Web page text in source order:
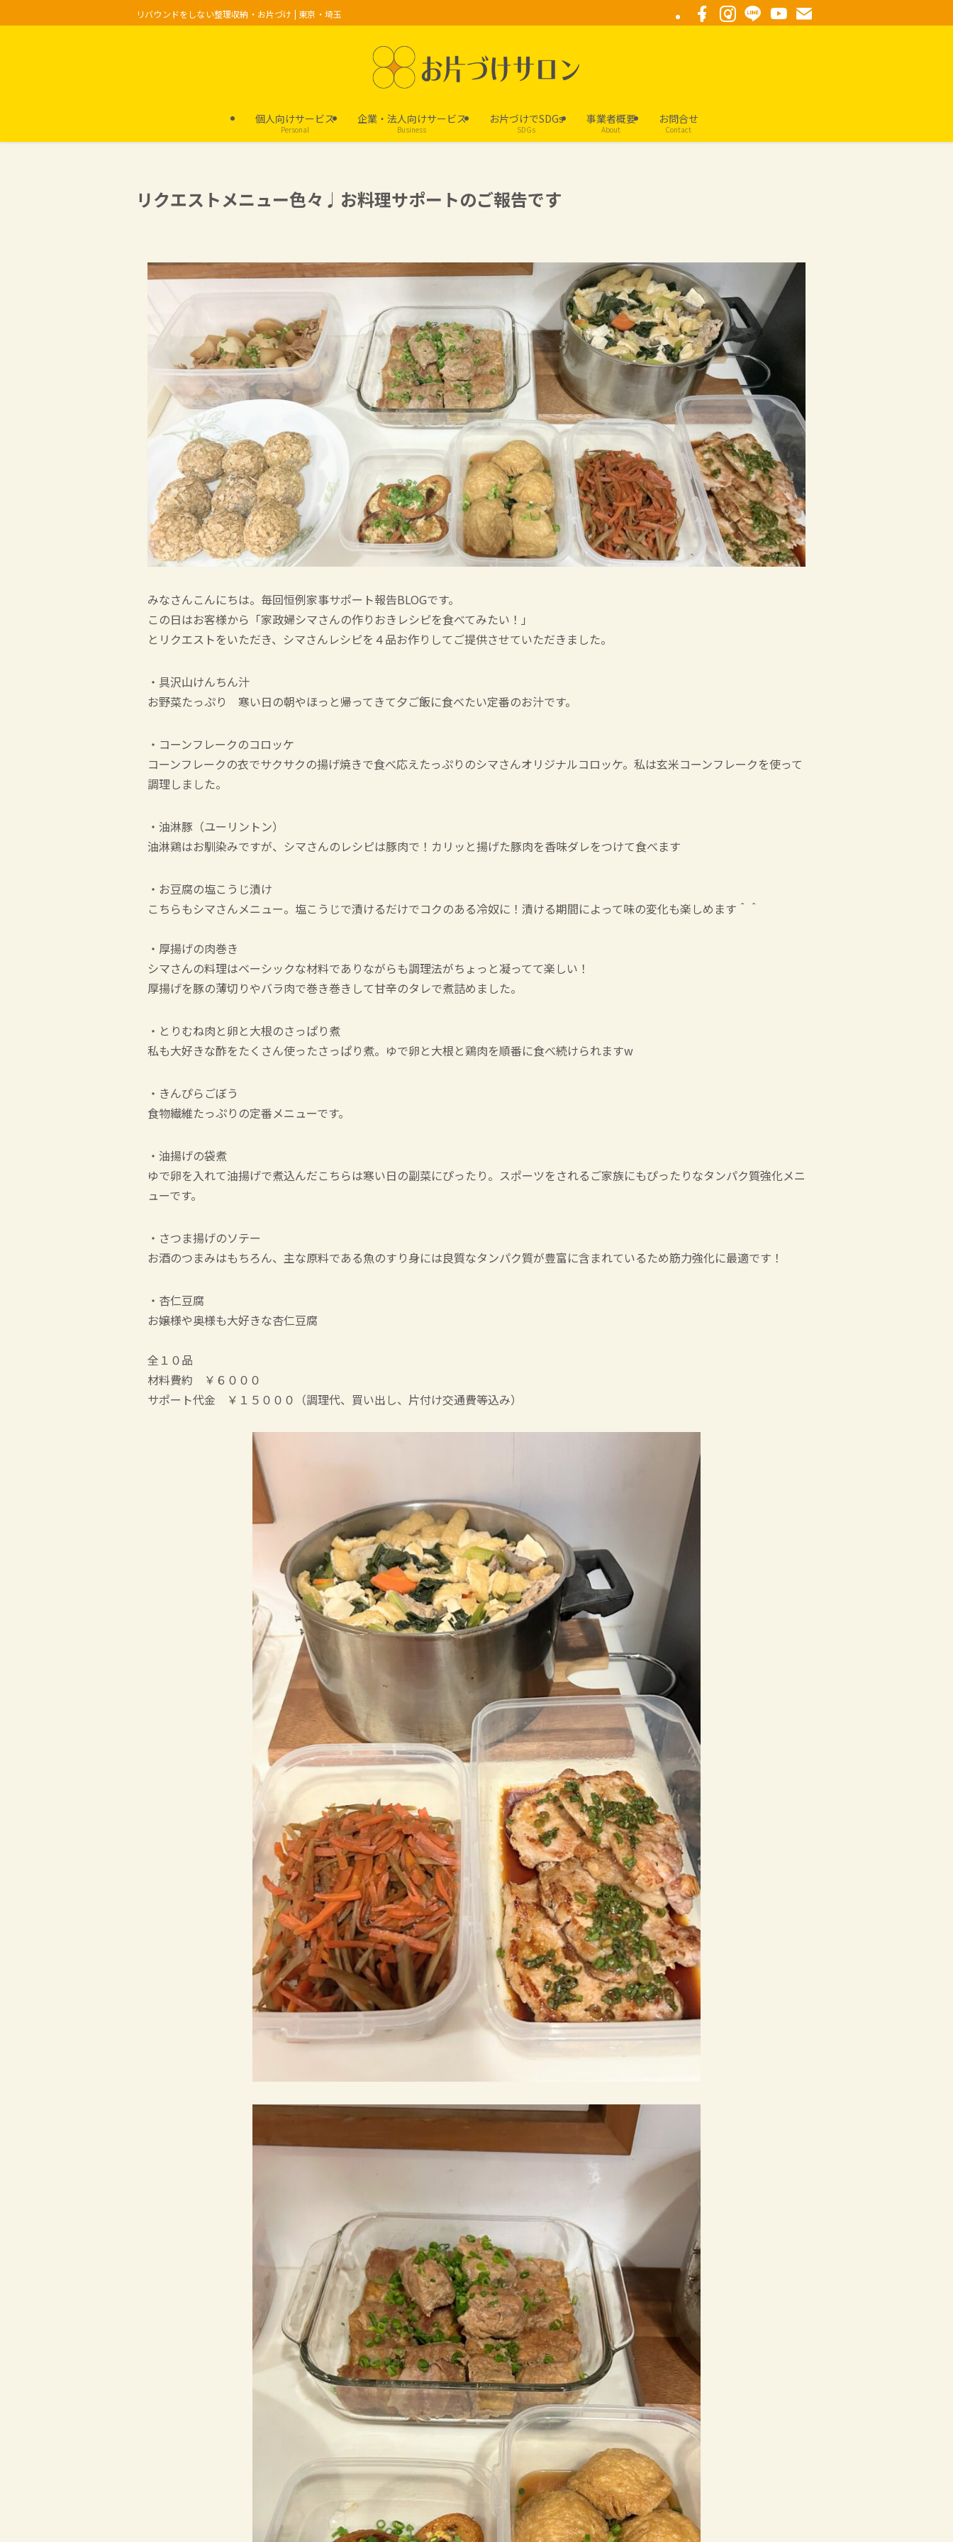
リバウンドをしない整理収納・お片づけ | 東京・埼玉
個人向けサービス
Personal
企業・法人向けサービス
Business
お片づけでSDGs
SDGs
事業者概要
About
お問合せ
Contact
リクエストメニュー色々♩お料理サポートのご報告です
みなさんこんにちは。毎回恒例家事サポート報告BLOGです。
この日はお客様から「家政婦シマさんの作りおきレシピを食べてみたい！」
とリクエストをいただき、シマさんレシピを４品お作りしてご提供させていただきました。
・具沢山けんちん汁
お野菜たっぷり 寒い日の朝やほっと帰ってきて夕ご飯に食べたい定番のお汁です。
・コーンフレークのコロッケ
コーンフレークの衣でサクサクの揚げ焼きで食べ応えたっぷりのシマさんオリジナルコロッケ。私は玄米コーンフレークを使って
調理しました。
・油淋豚（ユーリントン）
油淋鶏はお馴染みですが、シマさんのレシピは豚肉で！カリッと揚げた豚肉を香味ダレをつけて食べます
・お豆腐の塩こうじ漬け
こちらもシマさんメニュー。塩こうじで漬けるだけでコクのある冷奴に！漬ける期間によって味の変化も楽しめます＾＾
・厚揚げの肉巻き
シマさんの料理はベーシックな材料でありながらも調理法がちょっと凝ってて楽しい！
厚揚げを豚の薄切りやバラ肉で巻き巻きして甘辛のタレで煮詰めました。
・とりむね肉と卵と大根のさっぱり煮
私も大好きな酢をたくさん使ったさっぱり煮。ゆで卵と大根と鶏肉を順番に食べ続けられますw
・きんぴらごぼう
食物繊維たっぷりの定番メニューです。
・油揚げの袋煮
ゆで卵を入れて油揚げで煮込んだこちらは寒い日の副菜にぴったり。スポーツをされるご家族にもぴったりなタンパク質強化メニ
ューです。
・さつま揚げのソテー
お酒のつまみはもちろん、主な原料である魚のすり身には良質なタンパク質が豊富に含まれているため筋力強化に最適です！
・杏仁豆腐
お嬢様や奥様も大好きな杏仁豆腐
全１０品
材料費約 ￥６０００
サポート代金 ￥１５０００（調理代、買い出し、片付け交通費等込み）